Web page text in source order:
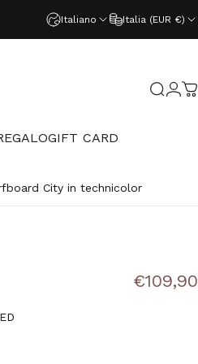
Italiano Italia (EUR €)
Cerca
GIFT CARD
City in technicolor
€109,90